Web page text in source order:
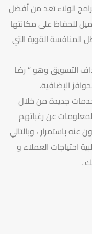
الولاء تعد من أفضل
للحفاظ على مكانتها
المنافسة القوية التي
التسويق وهو ” رضا
الإضافية.
جديدة من خلال
عن رغباتهم
باستمرار ، وبالتالي
احتياجات العملاء و
.